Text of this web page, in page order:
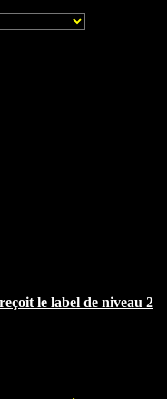
le label de niveau 2